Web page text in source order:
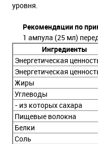
уровня.
Рекомендации по
1 ампула (25 мл)
Ингредиенты
Энергетическая
Энергетическая
Жиры
Углеводы
- из которых сахара
Пищевые волокна
Белки
Соль